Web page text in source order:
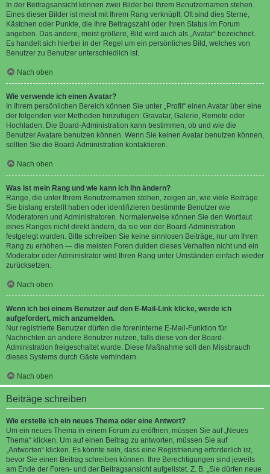
In der Beitragsansicht können zwei Bilder bei Ihrem Benutzernamen stehen.
Eines dieser Bilder ist meist mit Ihrem Rang verknüpft: Oft sind dies Sterne,
Kästchen oder Punkte, die Ihre Beitragszahl oder Ihren Status im Forum
angeben. Das andere, meist größere, Bild wird auch als „Avatar“ bezeichnet.
Es handelt sich hierbei in der Regel um ein persönliches Bild, welches von
Benutzer zu Benutzer unterschiedlich ist.
Nach oben
Wie verwende ich einen Avatar?
In Ihrem persönlichen Bereich können Sie unter „Profil“ einen Avatar über eine
der folgenden vier Methoden hinzufügen: Gravatar, Galerie, Remote oder
Hochladen. Die Board-Administration kann bestimmen, ob und wie die
Benutzer Avatare benutzen können. Wenn Sie keinen Avatar benutzen können,
sollten Sie die Board-Administration kontaktieren.
Nach oben
Was ist mein Rang und wie kann ich ihn ändern?
Ränge, die unter Ihrem Benutzernamen stehen, zeigen an, wie viele Beiträge
Sie bislang erstellt haben oder identifizieren bestimmte Benutzer wie
Moderatoren und Administratoren. Normalerweise können Sie den Wortlaut
eines Ranges nicht direkt ändern, da sie von der Board-Administration
festgelegt wurden. Bitte schreiben Sie keine sinnlosen Beiträge, nur um Ihren
Rang zu erhöhen — die meisten Foren dulden dieses Verhalten nicht und ein
Moderator oder Administrator wird Ihren Rang unter Umständen einfach wieder
zurücksetzen.
Nach oben
Wenn ich bei einem Benutzer auf den E-Mail-Link klicke, werde ich
aufgefordert, mich anzumelden.
Nur registrierte Benutzer dürfen die foreninterne E-Mail-Funktion für
Nachrichten an andere Benutzer nutzen, falls diese von der Board-
Administration freigeschaltet wurde. Diese Maßnahme soll den Missbrauch
dieses Systems durch Gäste verhindern.
Nach oben
Beiträge schreiben
Wie erstelle ich ein neues Thema oder eine Antwort?
Um ein neues Thema in einem Forum zu eröffnen, müssen Sie auf „Neues
Thema“ klicken. Um auf einen Beitrag zu antworten, müssen Sie auf
„Antworten“ klicken. Es könnte sein, dass eine Registrierung erforderlich ist,
bevor Sie einen Beitrag schreiben können. Ihre Berechtigungen sind jeweils
am Ende der Foren- und der Beitragsansicht aufgelistet. Z. B. „Sie dürfen neue